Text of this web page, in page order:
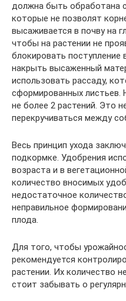
должна быть обработана
которые не позволят
высаживается в почву на
чтобы на растении не
блокировать поступление
накрыть высаженный
использовать рассаду,
сформированных листьев.
не более 2 растений. Это
перекручиваться между
Весь принцип ухода
подкормке. Удобрения
возраста и в
количество вносимых
недостаточное
неправильное
плода.
Для того, чтобы
рекомендуется
растении. Их количество
стоит забывать о